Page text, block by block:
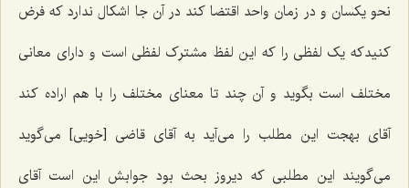
نحو یکسان و در زمان واحد اقتضا کند در آن جا اشکال ندارد که فرض
کنیدکه یک لفظی را که این لفظ مشترک لفظی است و دارای معانی
مختلف است بگوید و آن چند تا معنای مختلف را با هم اراده کند
آقای بهجت این مطلب را می‌آید به آقای قاضی [خویی‌] می‌گوید
می‌گویند این مطلبی که دیروز بحث بود جوابش این است آقای